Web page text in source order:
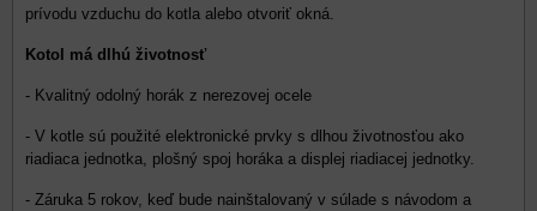
prívodu vzduchu do kotla alebo otvoriť okná.
Kotol má dlhú životnosť
- Kvalitný odolný horák z nerezovej ocele
- V kotle sú použité elektronické prvky s dlhou životnosťou ako
riadiaca jednotka, plošný spoj horáka a displej riadiacej jednotky.
- Záruka 5 rokov, keď bude nainštalovaný v súlade s návodom a